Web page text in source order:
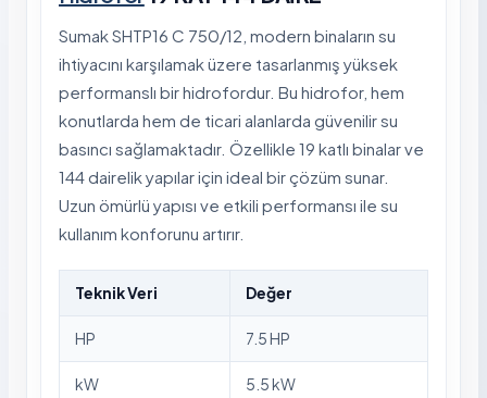
Sumak SHTP16 C 750/12, modern binaların su
ihtiyacını karşılamak üzere tasarlanmış yüksek
performanslı bir hidrofordur. Bu hidrofor, hem
konutlarda hem de ticari alanlarda güvenilir su
basıncı sağlamaktadır. Özellikle 19 katlı binalar ve
144 dairelik yapılar için ideal bir çözüm sunar.
Uzun ömürlü yapısı ve etkili performansı ile su
kullanım konforunu artırır.
Teknik Veri Değer
HP 7.5 HP
kW 5.5 kW